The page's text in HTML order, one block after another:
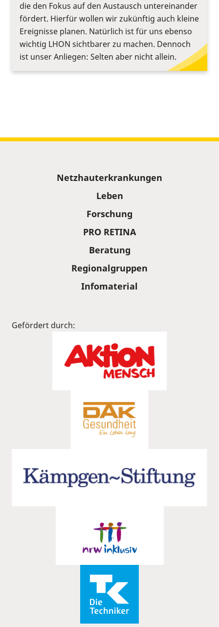
die den Fokus auf den Austausch untereinander
fördert. Hierfür wollen wir zukünftig auch kleine
Ereignisse planen. Natürlich ist für uns ebenso
wichtig LHON sichtbarer zu machen. Dennoch
ist unser Anliegen: Selten aber nicht allein.
Netzhauterkrankungen
Leben
Forschung
PRO RETINA
Beratung
Regionalgruppen
Infomaterial
Gefördert durch: